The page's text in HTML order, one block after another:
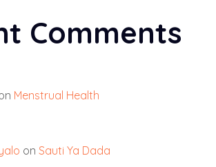
Comments
Menstrual Health
onSauti Ya Dada